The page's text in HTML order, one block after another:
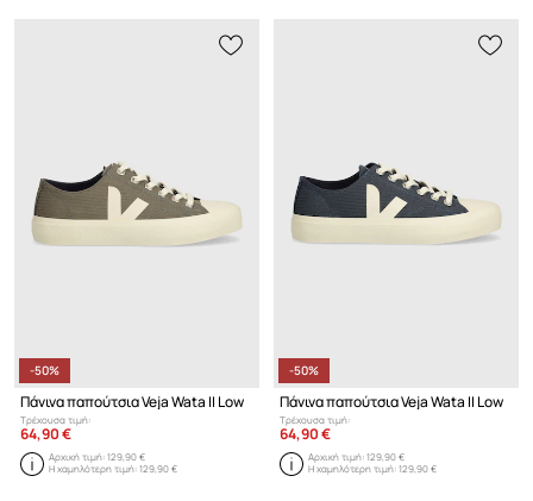
-50%
Πάνινα παπούτσια Veja Wata II Low
Τρέχουσα τιμή:
64,90 €
Αρχική τιμή:129,90 €
Η χαμηλότερη τιμή:129,90 €
-50%
Πάνινα παπούτσια Veja Wata II Low
Τρέχουσα τιμή:
64,90 €
Αρχική τιμή:129,90 €
Η χαμηλότερη τιμή:129,90 €